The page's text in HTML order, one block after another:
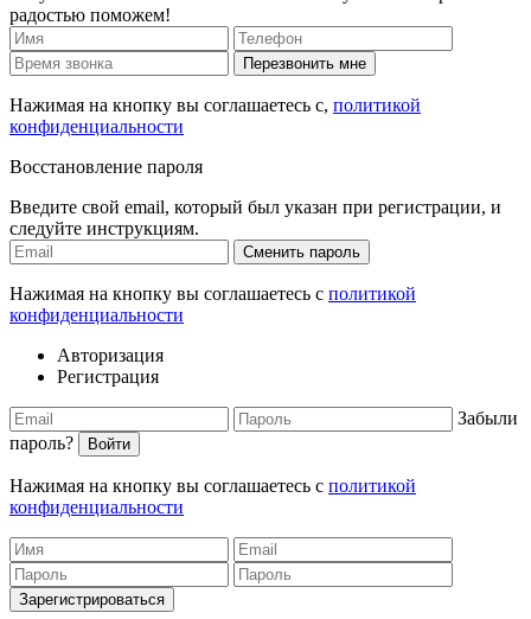
радостью поможем!
Перезвонить мне
Нажимая на кнопку вы соглашаетесь с, политикой
конфиденциальности
Восстановление пароля
Введите свой email, который был указан при регистрации, и
следуйте инструкциям.
Сменить пароль
Нажимая на кнопку вы соглашаетесь с политикой
конфиденциальности
Авторизация
Регистрация
Забыли
пароль?
Войти
Нажимая на кнопку вы соглашаетесь с политикой
конфиденциальности
Зарегистрироваться